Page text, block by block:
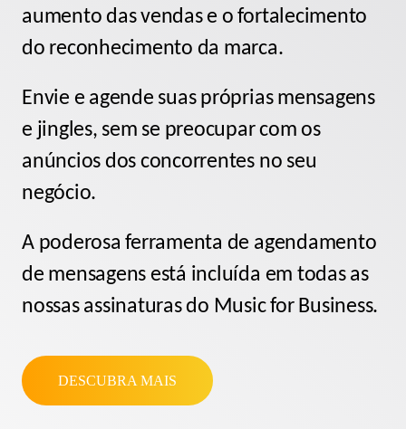
aumento das vendas e o fortalecimento
do reconhecimento da marca.
Envie e agende suas próprias mensagens
e jingles, sem se preocupar com os
anúncios dos concorrentes no seu
negócio.
A poderosa ferramenta de agendamento
de mensagens está incluída em todas as
nossas assinaturas do Music for Business.
DESCUBRA MAIS